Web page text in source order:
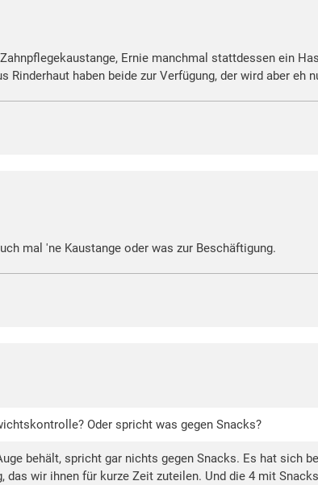
Ernie manchmal stattdessen ein
Rinderhaut haben beide zur Verfügung, der wird aber eh
mal 'ne Kaustange oder was zur Beschäftigung.
Oder spricht was gegen Snacks?
behält, spricht gar nichts gegen Snacks. Es hat sich
das wir ihnen für kurze Zeit zuteilen. Und die 4 mit